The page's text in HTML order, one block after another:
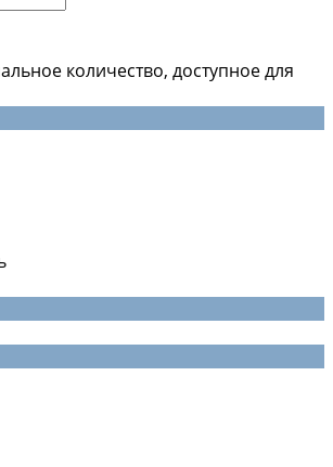
количество, доступное для